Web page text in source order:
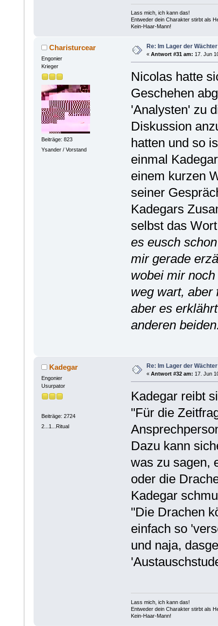
Lass mich, ich kann das!
Entweder dein Charakter stirbt als
Kein-Haar-Mann!
Charisturcear
Engonier
Krieger
Beiträge: 823
Ysander / Vorstand
Re: Im Lager der
« Antwort #31 am: 17. Jun
Nicolas hatte
Geschehen
'Analysten' zu
Diskussion
hatten und so
einmal
einem kurzen
seiner
Kadegars
selbst das
es eusch
mir gerade
wobei mir
weg wart, aber
aber es
anderen
Kadegar
Engonier
Usurpator
Beiträge: 2724
2...1...Ritual
Re: Im Lager der
« Antwort #32 am: 17. Jun
Kadegar reibt
"Für die
Dazu kann
was zu sagen,
oder die
Kadegar
"Die Drachen
einfach so
und naja,
Lass mich, ich kann das!
Entweder dein Charakter stirbt als
Kein-Haar-Mann!